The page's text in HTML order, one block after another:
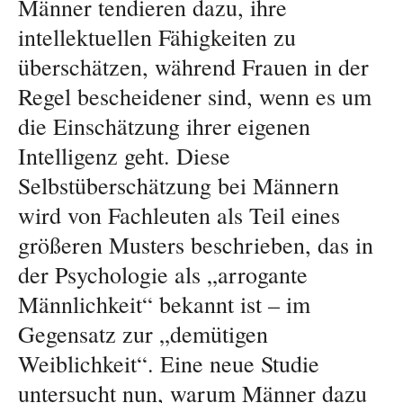
Männer tendieren dazu, ihre
intellektuellen Fähigkeiten zu
überschätzen, während Frauen in der
Regel bescheidener sind, wenn es um
die Einschätzung ihrer eigenen
Intelligenz geht. Diese
Selbstüberschätzung bei Männern
wird von Fachleuten als Teil eines
größeren Musters beschrieben, das in
der Psychologie als „arrogante
Männlichkeit“ bekannt ist – im
Gegensatz zur „demütigen
Weiblichkeit“. Eine neue Studie
untersucht nun, warum Männer dazu